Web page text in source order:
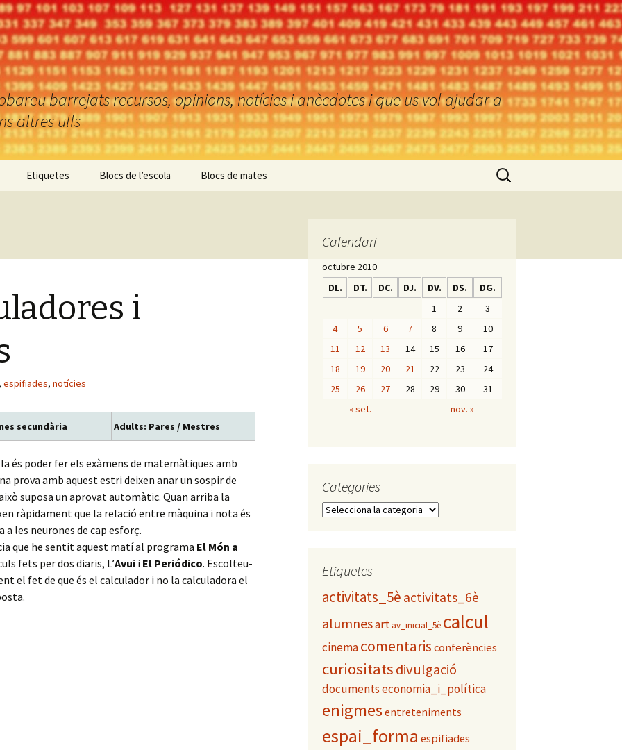
barrejats recursos, opinions, notícies i anècdotes i que us vol ajudar a
altres ulls
Etiquetes Blocs de l’escola Blocs de mates Cerca:
i
, espifiades, notícies
secundària Adults: Pares / Mestres
és poder fer els exàmens de matemàtiques amb
prova amb aquest estri deixen anar un sospir de
suposa un aprovat automàtic. Quan arriba la
ràpidament que la relació entre màquina i nota és
les neurones de cap esforç.
que he sentit aquest matí al programa El Món a
fets per dos diaris, L’Avui i El Periódico. Escolteu-
el fet de que és el calculador i no la calculadora el
Calendari
octubre 2010
DL.
DT. DC. DJ. DV. DS. DG.
« set. nov. »
1 2
3
4
5 6 7 8 9
10
11
12 13 14 15 16
17
18
19 20 21 22 23
24
25
26 27 28 29 30 31
Categories
C
g
r
e
Etiquetes
activitats_5è activitats_6è
alumnesart av_inicial_5è calcul
cinemacomentarisconferències
curiositatsdivulgació
documentseconomia_i_política
enigmes entreteniments
espai_forma espifiades